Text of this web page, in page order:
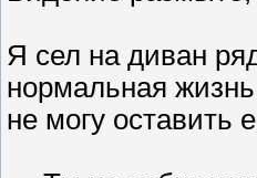
Я сел на диван
нормальная
не могу оставить